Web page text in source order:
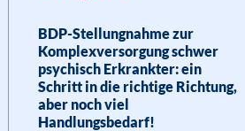
BDP-Stellungnahme zur
Komplexversorgung schwer
psychisch Erkrankter: ein
Schritt in die richtige Richtung,
aber noch viel
Handlungsbedarf!